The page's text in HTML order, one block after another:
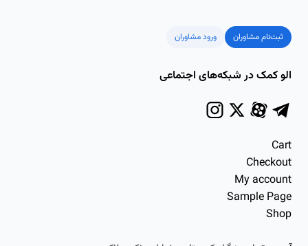
ثبت‌نام مشاوران ورود مشاوران
الو کمک در شبکه‌های اجتماعی
Cart
Checkout
My account
Sample Page
Shop